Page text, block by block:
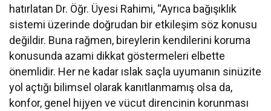
hatırlatan Dr. Öğr. Üyesi Rahimi, “Ayrıca bağışıklık
sistemi üzerinde doğrudan bir etkileşim söz konusu
değildir. Buna rağmen, bireylerin kendilerini koruma
konusunda azami dikkat göstermeleri elbette
önemlidir. Her ne kadar ıslak saçla uyumanın sinüzite
yol açtığı bilimsel olarak kanıtlanmamış olsa da,
konfor, genel hijyen ve vücut direncinin korunması